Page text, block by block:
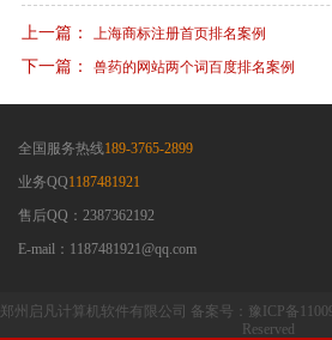
上一篇： 上海商标注册首页排名案例
下一篇： 兽药的网站两个词百度排名案例
全国服务热线189-3765-2899
业务QQ1187481921
售后QQ：2387362192
E-mail：1187481921@qq.com
郑州启凡计算机软件有限公司 备案号：豫ICP备
Reserved